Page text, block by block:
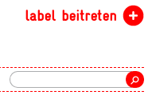
label beitreten